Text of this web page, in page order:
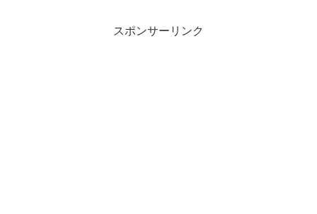
Amazon. Includes real user reviews,
buying links, and easy healthy recipes
スポンサーリンク